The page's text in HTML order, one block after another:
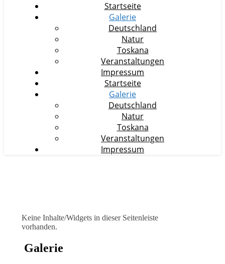
Startseite
Galerie
Deutschland
Natur
Toskana
Veranstaltungen
Impressum
Startseite
Galerie
Deutschland
Natur
Toskana
Veranstaltungen
Impressum
Keine Inhalte/Widgets in dieser Seitenleiste
vorhanden.
Galerie